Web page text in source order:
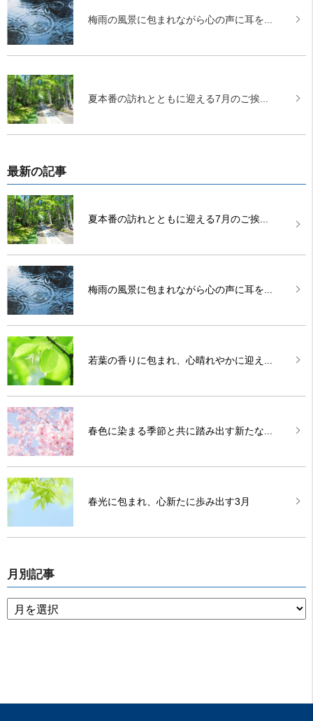
梅雨の風景に包まれながら心の声に耳を...
夏本番の訪れとともに迎える7月のご挨...
最新の記事
夏本番の訪れとともに迎える7月のご挨...
梅雨の風景に包まれながら心の声に耳を...
若葉の香りに包まれ、心晴れやかに迎え...
春色に染まる季節と共に踏み出す新たな...
春光に包まれ、心新たに歩み出す3月
月別記事